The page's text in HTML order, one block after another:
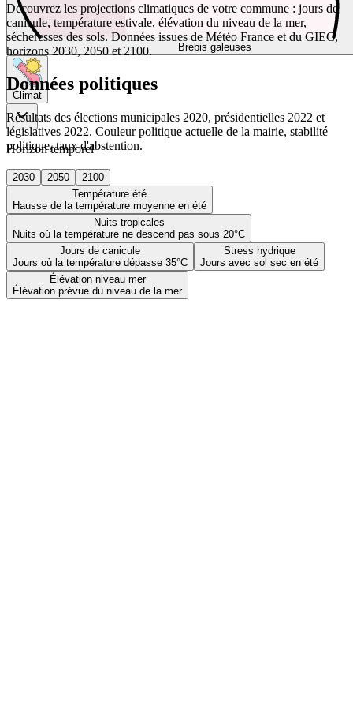
Brebis galeuses
Climat
Horizon temporel
2030 2050
2100
Température été
Hausse de la température moyenne en été
Nuits tropicales
Nuits où la température ne descend pas sous 20°C
Jours de canicule
Jours où la température dépasse 35°C
Stress hydrique
Jours avec sol sec en été
Élévation niveau mer
Élévation prévue du niveau de la mer
Découvrez les projections climatiques de votre commune : jours de
canicule, température estivale, élévation du niveau de la mer,
sécheresses des sols. Données issues de Météo France et du GIEC,
horizons 2030, 2050 et 2100.
Données politiques
Résultats des élections municipales 2020, présidentielles 2022 et
législatives 2022. Couleur politique actuelle de la mairie, stabilité
politique, taux d'abstention.